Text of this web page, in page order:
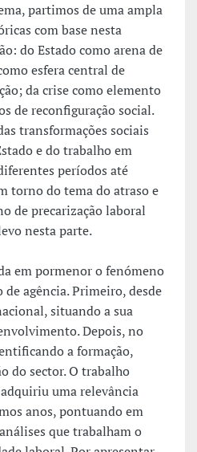
partimos de uma ampla
com base nesta
do Estado como arena de
esfera central de
da crise como elemento
de reconfiguração social.
transformações sociais
e do trabalho em
períodos até
torno do tema do atraso e
de precarização laboral
nesta parte.
em pormenor o fenómeno
agência. Primeiro, desde
situando a sua
Depois, no
a formação,
do sector. O trabalho
uma relevância
anos, pontuando em
que trabalham o